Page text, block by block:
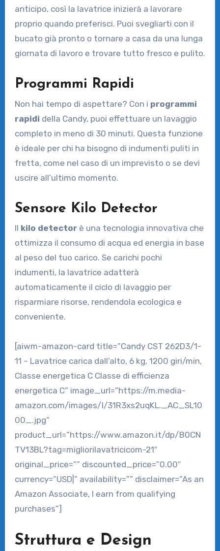
anticipo, così la lavatrice inizierà a lavorare
proprio quando preferisci. Puoi svegliarti con il
bucato già pronto o tornare a casa da una lunga
giornata di lavoro e trovare tutto fresco e pulito.
Programmi Rapidi
Non hai tempo di aspettare? Con i programmi
rapidi della Candy, puoi effettuare un lavaggio
completo in meno di 30 minuti. Questa funzione
è ideale per chi ha bisogno di indumenti puliti in
fretta, come nel caso di un imprevisto o se devi
uscire all’ultimo momento.
Sensore Kilo Detector
Il kilo detectorè una tecnologia innovativa che
ottimizza il consumo di acqua ed energia in base
al peso del tuo carico. Se carichi pochi
indumenti, la lavatrice adatterà
automaticamente il ciclo di lavaggio per
risparmiare risorse, rendendola ecologica e
conveniente.
[aiwm-amazon-card title=”Candy CST 262D3/1-
11 – Lavatrice carica dall’alto, 6 kg, 1200 giri/min,
Classe energetica C Classe di efficienza
energetica C” image_url=”https://m.media-
amazon.com/images/I/31R3xs2uqKL._AC_SL10
00_.jpg”
product_url=”https://www.amazon.it/dp/B0CN
TV13BL?tag=migliorilavatricicom-21″
original_price=”” discounted_price=”0.00″
currency=”USD|” availability=”” disclaimer=”As an
Amazon Associate, I earn from qualifying
purchases”]
Struttura e Design